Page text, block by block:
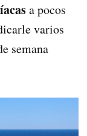
a pocos
varios
semana